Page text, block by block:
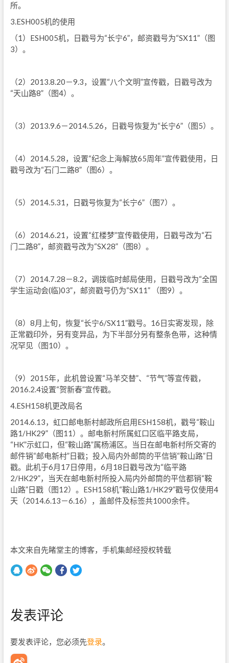
所。
3.ESH005机的使用
（1）ESH005机，日戳号为“长宁6”，邮资戳号为“SX11”（图
3）。
（2）2013.8.20－9.3，设置“八个文明”宣传戳，日戳号改为
“天山路8”（图4）。
（3）2013.9.6－2014.5.26，日戳号恢复为“长宁6”（图5）。
（4）2014.5.28，设置“纪念上海解放65周年”宣传戳使用，日
戳号改为“石门二路8”（图6）。
（5）2014.5.31，日戳号恢复为“长宁6”（图7）。
（6）2014.6.21，设置“红楼梦”宣传戳使用，日戳号改为“石
门二路8”，邮资戳号改为“SX28”（图8）。
（7）2014.7.28－8.2，调拨临时邮局使用，日戳号改为“全国
学生运动会(临)03”，邮资戳号仍为“SX11” （图9）。
（8）8月上旬，恢复“长宁6/SX11”戳号。16日实寄发现，除
正常戳印外，另有变异品，为下半部分另有整条色带，这种情
况罕见（图10）。
（9）2015年，此机曾设置“马羊交替”、“节气”等宣传戳，
2016.2.4设置“贺新春”宣传戳。
4.ESH158机更改局名
2014.6.13，虹口邮电新村邮政所启用ESH158机，戳号“鞍山
路1/HK29”（图11）。邮电新村所属虹口区临平路支局，
“HK”示虹口，但“鞍山路”属杨浦区。当日在邮电新村所交寄的
邮件销“邮电新村”日戳；投入局内外邮筒的平信销“鞍山路”日
戳。此机于6月17日停用，6月18日戳号改为“临平路
2/HK29”，当天在邮电新村所投入局内外邮筒的平信都销“鞍
山路”日戳（图12）。ESH158机“鞍山路1/HK29”戳号仅使用4
天（2014.6.13－6.16），盖邮件及标签共1000余件。
本文来自先睹堂主的博客，手机集邮经授权转载
发表评论
要发表评论，您必须先登录。